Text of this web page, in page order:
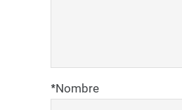
Nombre
*